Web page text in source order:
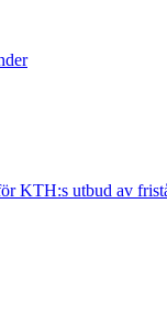
KTH:s utbud av